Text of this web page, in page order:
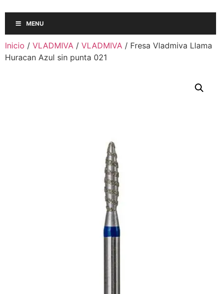
MENU
Inicio / VLADMIVA / VLADMIVA / Fresa Vladmiva Llama
Huracan Azul sin punta 021